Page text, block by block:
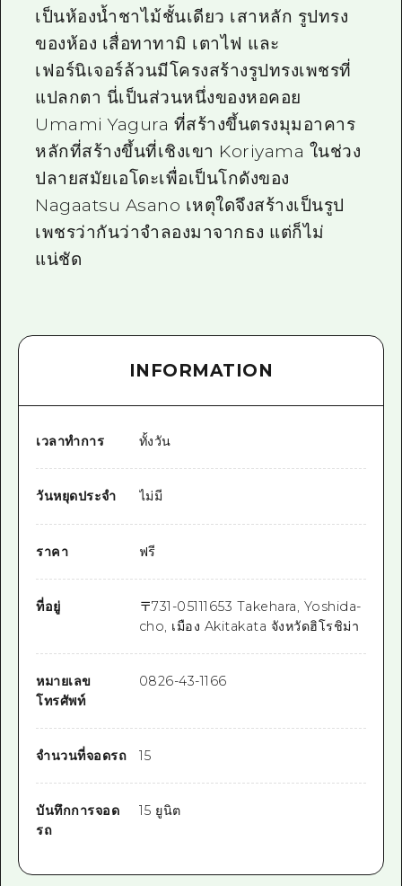
เป็นห้องน้ำชาไม้ชั้นเดียว เสาหลัก รูปทรง
ของห้อง เสื่อทาทามิ เตาไฟ และ
เฟอร์นิเจอร์ล้วนมีโครงสร้างรูปทรงเพชรที่
แปลกตา นี่เป็นส่วนหนึ่งของหอคอย
Umami Yagura ที่สร้างขึ้นตรงมุมอาคาร
หลักที่สร้างขึ้นที่เชิงเขา Koriyama ในช่วง
ปลายสมัยเอโดะเพื่อเป็นโกดังของ
Nagaatsu Asano เหตุใดจึงสร้างเป็นรูป
เพชรว่ากันว่าจำลองมาจากธง แต่ก็ไม่
แน่ชัด
INFORMATION
เวลาทำการ ทั้งวัน
วันหยุดประจำ ไม่มี
ราคา ฟรี
ที่อยู่ 〒731-05111653 Takehara, Yoshida-
cho, เมือง Akitakata จังหวัดฮิโรชิม่า
หมายเลข
โทรศัพท์
0826-43-1166
จำนวนที่จอดรถ 15
บันทึกการจอด
รถ
15 ยูนิต